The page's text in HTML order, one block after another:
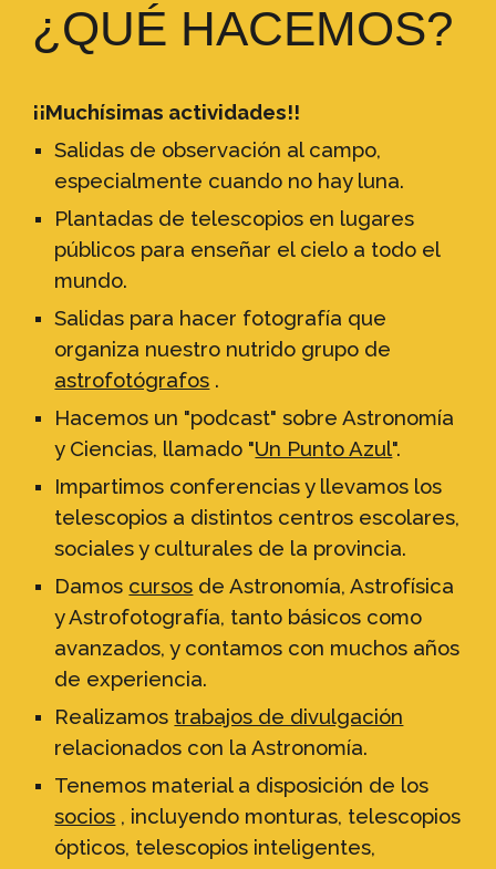
¿QUÉ HACEMOS?
¡¡Muchísimas actividades!!
Salidas de observación al campo,
especialmente cuando no hay luna.
Plantadas de telescopios en lugares
públicos para enseñar el cielo a todo el
mundo.
Salidas para hacer fotografía que
organiza nuestro nutrido grupo de
astrofotógrafos .
Hacemos un "podcast"sobre Astronomía
y Ciencias, llamado "Un Punto Azul".
Impartimos conferencias y llevamos los
telescopios a distintos centros escolares,
sociales y culturales de la provincia.
Damos cursos de Astronomía, Astrofísica
y Astrofotografía, tanto básicos como
avanzados, y contamos con muchos años
de experiencia.
Realizamos trabajos de divulgación
relacionados con la Astronomía.
Tenemos material a disposición de los
socios , incluyendo monturas, telescopios
ópticos, telescopios inteligentes,